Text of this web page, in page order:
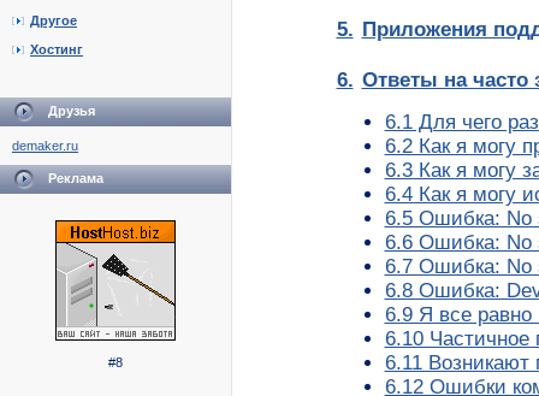
Другое
Хостинг
Друзья
demaker.ru
Реклама
#8
5. Приложения
6. Ответы на часто
6.1 Для чего
6.2 Как я могу
6.3 Как я могу
6.4 Как я могу
6.5 Ошибка: No
6.6 Ошибка: No
6.7 Ошибка: No
6.8 Ошибка:
6.9 Я все равно
6.10 Частичное
6.11
6.12 Ошибки